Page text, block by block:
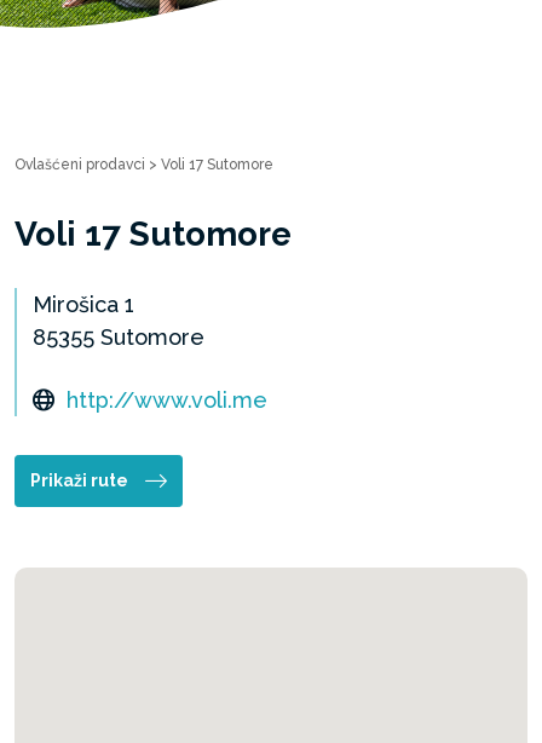
Ovlašćeni prodavci > Voli 17 Sutomore
Voli 17 Sutomore
Mirošica 1
85355 Sutomore
http://www.voli.me
Prikaži rute